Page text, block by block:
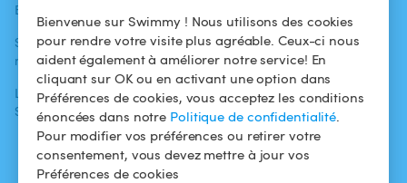
Bienvenue sur Swimmy ! Nous utilisons des cookies
pour rendre votre visite plus agréable. Ceux-ci nous
aident également à améliorer notre service! En
cliquant sur OK ou en activant une option dans
Préférences de cookies, vous acceptez les conditions
énoncées dans notre Politique de confidentialité.
Pour modifier vos préférences ou retirer votre
consentement, vous devez mettre à jour vos
Préférences de cookies
Blog
Swimmy dans les
médias
L'aventure
Swimmy
baigneurs
Pour les
propriétaires
Louer ma piscine
Comment ça
marche ?
Conditions
d'utilisation
Politique de
confidentialité
Mentions légales